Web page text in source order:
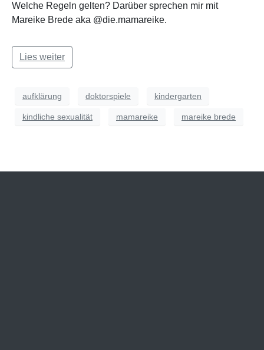
Welche Regeln gelten? Darüber sprechen mir mit
Mareike Brede aka @die.mamareike.
Lies weiter
aufklärung doktorspiele kindergarten
kindliche sexualität mamareike mareike brede